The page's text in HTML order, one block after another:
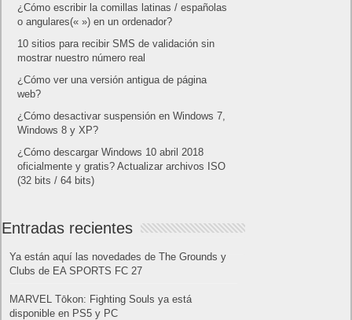
¿Cómo escribir la comillas latinas / españolas
o angulares(« ») en un ordenador?
10 sitios para recibir SMS de validación sin
mostrar nuestro número real
¿Cómo ver una versión antigua de página
web?
¿Cómo desactivar suspensión en Windows 7,
Windows 8 y XP?
¿Cómo descargar Windows 10 abril 2018
oficialmente y gratis? Actualizar archivos ISO
(32 bits / 64 bits)
Entradas recientes
Ya están aquí las novedades de The Grounds y
Clubs de EA SPORTS FC 27
MARVEL Tōkon: Fighting Souls ya está
disponible en PS5 y PC